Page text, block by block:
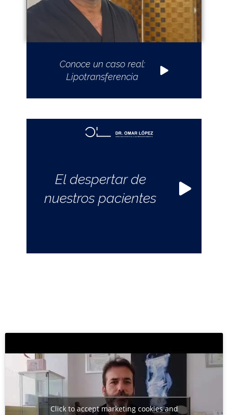
Conoce un caso real:
Lipotransferencia
El despertar de
nuestros pacientes
Click to accept marketing cookies and